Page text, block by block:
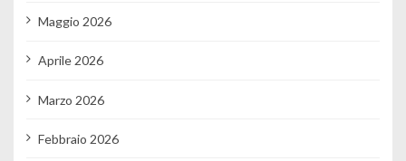
Maggio 2026
Aprile 2026
Marzo 2026
Febbraio 2026